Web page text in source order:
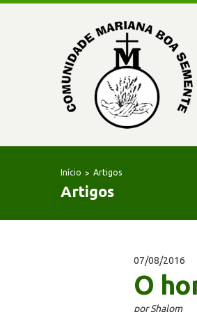
Início Artigos
Artigos
07/08/2016
O
por Shalom